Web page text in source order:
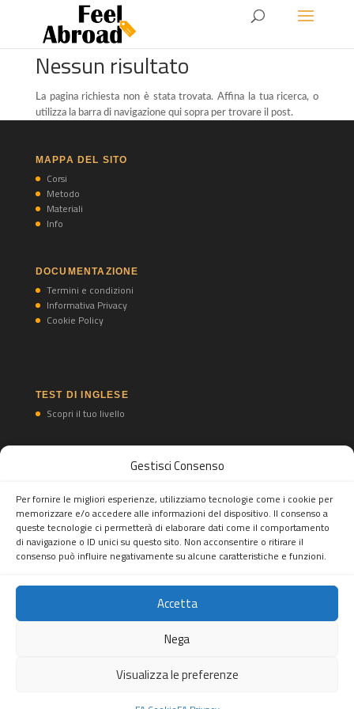
Gestisci Consenso
Per fornire le migliori esperienze, utilizziamo tecnologie come i cookie per
memorizzare e/o accedere alle informazioni del dispositivo. Il consenso a
queste tecnologie ci permetterà di elaborare dati come il comportamento
di navigazione o ID unici su questo sito. Non acconsentire o ritirare il
consenso può influire negativamente su alcune caratteristiche e funzioni.
Accetta
Nega
Visualizza le preferenze
Nessun risultato
La pagina richiesta non è stata trovata. Affina la tua ricerca, o
utilizza la barra di navigazione qui sopra per trovare il post.
MAPPA DEL SITO
Corsi
Metodo
Materiali
Info
DOCUMENTAZIONE
Termini e condizioni
Informativa Privacy
Cookie Policy
TEST DI INGLESE
Scopri il tuo livello
TEST DI SPAGNOLO
Feel Abroad snc
- Mail:info@feelabroad.it
10520990960